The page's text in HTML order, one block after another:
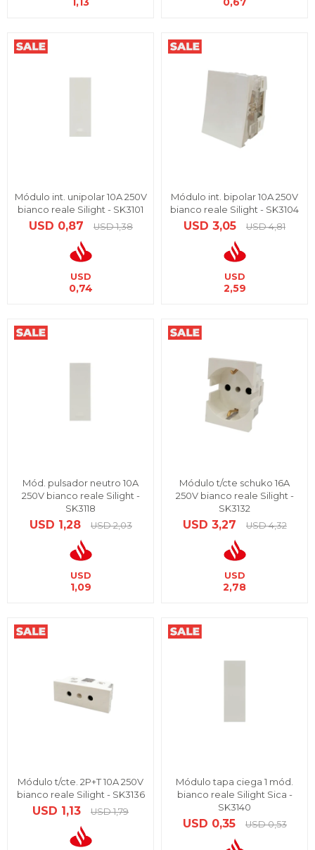
Módulo int. unipolar 10A 250V
bianco reale Silight - SK3101
USD 0,87 USD 1,38
USD
0,74
Módulo int. bipolar 10A 250V
bianco reale Silight - SK3104
USD 3,05 USD 4,81
USD
2,59
Mód. pulsador neutro 10A
250V bianco reale Silight -
SK3118
USD 1,28 USD 2,03
USD
1,09
Módulo t/cte schuko 16A
250V bianco reale Silight -
SK3132
USD 3,27 USD 4,32
USD
2,78
Módulo t/cte. 2P+T 10A 250V
bianco reale Silight - SK3136
USD 1,13 USD 1,79
Módulo tapa ciega 1 mód.
bianco reale Silight Sica -
SK3140
USD 0,35 USD 0,53